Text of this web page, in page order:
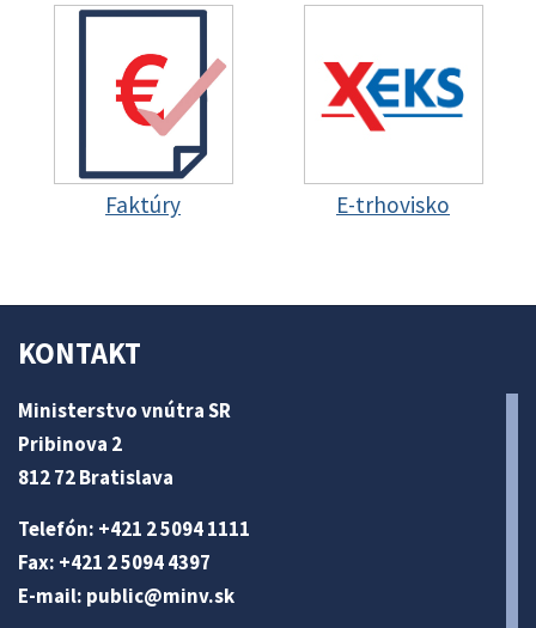
Faktúry E-trhovisko
KONTAKT
Ministerstvo vnútra SR
Pribinova 2
812 72 Bratislava
Telefón: +421 2 5094 1111
Fax: +421 2 5094 4397
E-mail: public@minv.sk